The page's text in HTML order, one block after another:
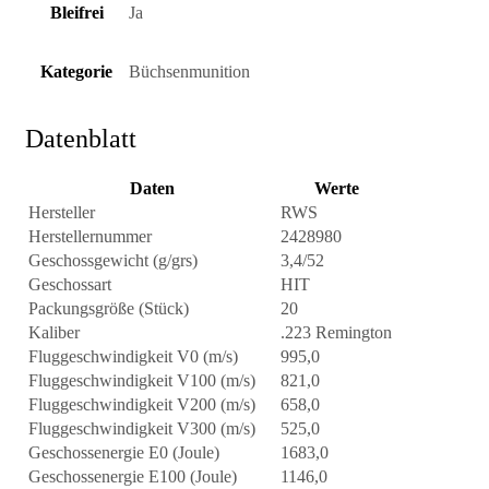
Bleifrei Ja
Kategorie Büchsenmunition
Datenblatt
Daten
Werte
Hersteller
RWS
Herstellernummer
2428980
Geschossgewicht (g/grs)
3,4/52
Geschossart
HIT
Packungsgröße (Stück)
20
Kaliber
.223 Remington
Fluggeschwindigkeit V0 (m/s)
995,0
Fluggeschwindigkeit V100 (m/s)
821,0
Fluggeschwindigkeit V200 (m/s)
658,0
Fluggeschwindigkeit V300 (m/s)
525,0
Geschossenergie E0 (Joule)
1683,0
Geschossenergie E100 (Joule)
1146,0